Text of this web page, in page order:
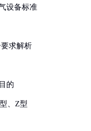
设备标准
求解析
的
、Z型